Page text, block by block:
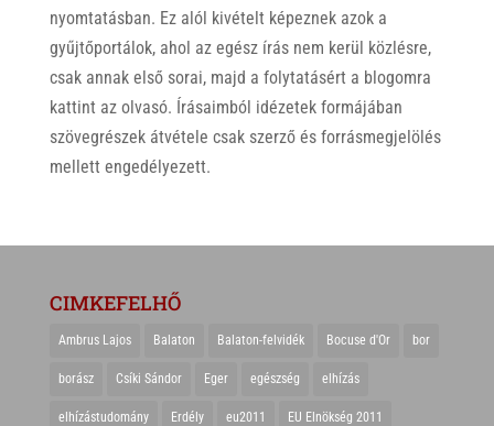
nyomtatásban. Ez alól kivételt képeznek azok a
gyűjtőportálok, ahol az egész írás nem kerül közlésre,
csak annak első sorai, majd a folytatásért a blogomra
kattint az olvasó. Írásaimból idézetek formájában
szövegrészek átvétele csak szerző és forrásmegjelölés
mellett engedélyezett.
CIMKEFELHŐ
Ambrus Lajos Balaton Balaton-felvidék Bocuse d'Or bor
borász Csíki Sándor Eger egészség elhízás
elhízástudomány Erdély eu2011 EU Elnökség 2011